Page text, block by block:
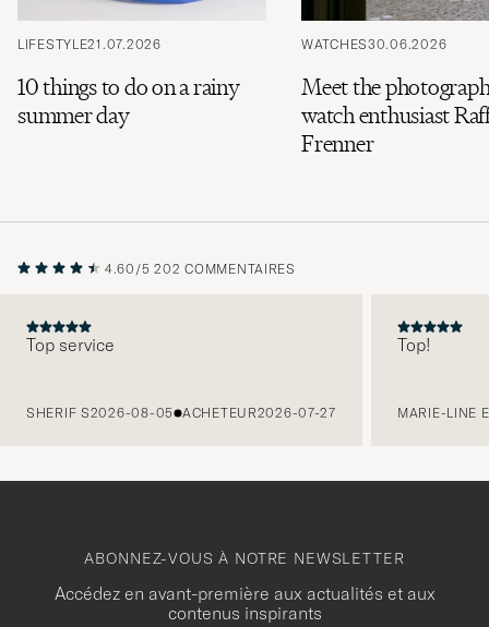
LIFESTYLE21.07.2026
10 things to do on a rainy
summer day
WATCHES30.06.2026
Meet the
watch enthusiast
Frenner
4.60/5 202 COMMENTAIRES
Top service
SHERIF S2026-08-05 ACHETEUR2026-07-27
Top!
MARIE-LINE
ABONNEZ-VOUS À NOTRE NEWSLETTER
Accédez en avant-première aux actualités et aux
contenus inspirants